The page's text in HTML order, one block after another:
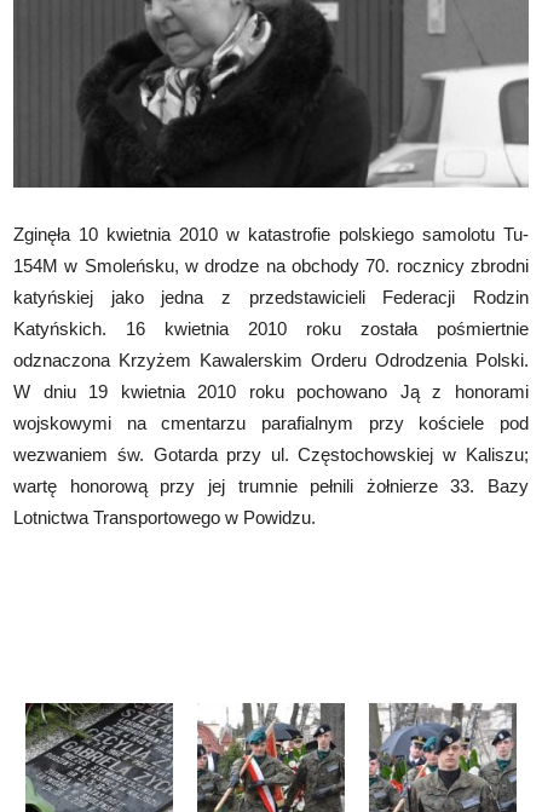
Zginęła 10 kwietnia 2010 w katastrofie polskiego samolotu Tu-
154M w Smoleńsku, w drodze na obchody 70. rocznicy zbrodni
katyńskiej jako jedna z przedstawicieli Federacji Rodzin
Katyńskich. 16 kwietnia 2010 roku została pośmiertnie
odznaczona Krzyżem Kawalerskim Orderu Odrodzenia Polski.
W dniu 19 kwietnia 2010 roku pochowano Ją z honorami
wojskowymi na cmentarzu parafialnym przy kościele pod
wezwaniem św. Gotarda przy ul. Częstochowskiej w Kaliszu;
wartę honorową przy jej trumnie pełnili żołnierze 33. Bazy
Lotnictwa Transportowego w Powidzu.